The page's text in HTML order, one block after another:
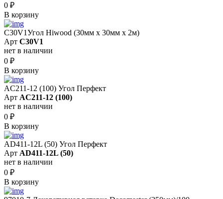
0 ₽
В корзину
C30V1Угол Hiwood (30мм х 30мм х 2м)
Арт C30V1
нет в наличии
0 ₽
В корзину
AC211-12 (100) Угол Перфект
Арт AC211-12 (100)
нет в наличии
0 ₽
В корзину
AD411-12L (50) Угол Перфект
Арт AD411-12L (50)
нет в наличии
0 ₽
В корзину